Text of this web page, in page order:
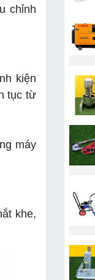
chỉnh
kiện
tục từ
máy
khe,